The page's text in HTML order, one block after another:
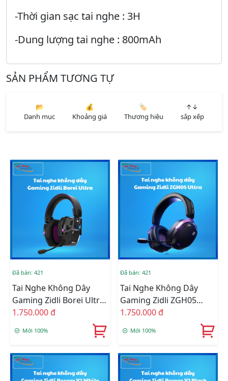
-Thời gian sạc tai nghe : 3H
-Dung lượng tai nghe : 800mAh
SẢN PHẨM TƯƠNG TỰ
📂
Danh mục
💰
Khoảng giá
🏷️
Thương hiệu
↑↓
sắp xếp
Đã bán: 421
Tai Nghe Không Dây
Gaming Zidli Borei Ultra
(Wifi 2.4Ghz, Đế Sạc)
1.750.000 đ
Mới 100%
Đã bán: 421
Tai Nghe Không Dây
Gaming Zidli ZGH05
Ultra (Wifi 2.4Ghz, Đế
1.750.000 đ
Mới 100%